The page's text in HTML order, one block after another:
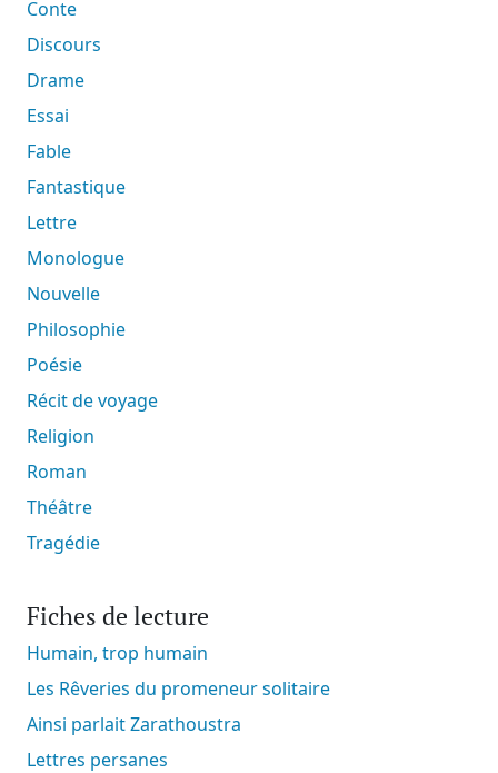
Conte
Discours
Drame
Essai
Fable
Fantastique
Lettre
Monologue
Nouvelle
Philosophie
Poésie
Récit de voyage
Religion
Roman
Théâtre
Tragédie
Fiches de lecture
Humain, trop humain
Les Rêveries du promeneur solitaire
Ainsi parlait Zarathoustra
Lettres persanes